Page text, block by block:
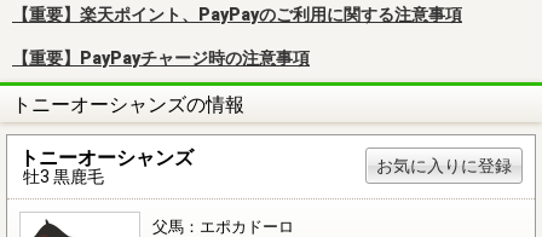
【重要】楽天ポイント、PayPayのご利用に関する注意事項
【重要】PayPayチャージ時の注意事項
トニーオーシャンズの情報
トニーオーシャンズ
牡3 黒鹿毛
お気に入りに登録
父馬：エポカドーロ